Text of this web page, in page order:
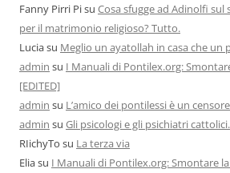
Fanny Pirri Pisu Cosa sfugge ad Adinolfi sul
per il matrimonio religioso? Tutto.
Luciasu Meglio un ayatollah in casa che un
admin su I Manuali di Pontilex.org:
[EDITED]
admin su L’amico dei pontilessi è un
admin su Gli psicologi e gli psichiatri cattolici.
RIichyTo su La terza via
Eliasu I Manuali di Pontilex.org: Smontare